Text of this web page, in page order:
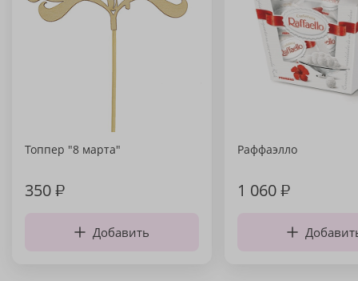
Топпер "8 марта"
350₽
Добавить
Раффаэлло
1 060₽